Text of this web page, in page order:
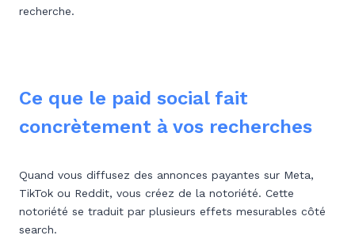
recherche.
Ce que le paid social fait
concrètement à vos recherches
Quand vous diffusez des annonces payantes sur Meta,
TikTok ou Reddit, vous créez de la notoriété. Cette
notoriété se traduit par plusieurs effets mesurables côté
search.